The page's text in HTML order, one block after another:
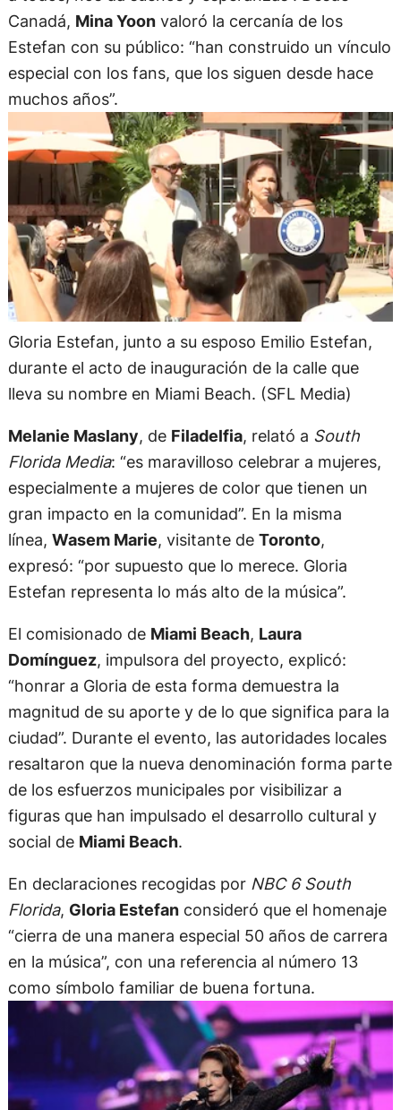
Canadá, Mina Yoonvaloró la cercanía de los
Estefan con su público: “han construido un vínculo
especial con los fans, que los siguen desde hace
muchos años”.
Gloria Estefan, junto a su esposo Emilio Estefan,
durante el acto de inauguración de la calle que
lleva su nombre en Miami Beach. (SFL Media)
Melanie Maslany, de Filadelfia, relató a South
Florida Media: “es maravilloso celebrar a mujeres,
especialmente a mujeres de color que tienen un
gran impacto en la comunidad”. En la misma
línea, Wasem Marie, visitante de Toronto,
expresó: “por supuesto que lo merece. Gloria
Estefan representa lo más alto de la música”.
El comisionado de Miami Beach, Laura
Domínguez, impulsora del proyecto, explicó:
“honrar a Gloria de esta forma demuestra la
magnitud de su aporte y de lo que significa para la
ciudad”. Durante el evento, las autoridades locales
resaltaron que la nueva denominación forma parte
de los esfuerzos municipales por visibilizar a
figuras que han impulsado el desarrollo cultural y
social de Miami Beach.
En declaraciones recogidas por NBC 6 South
Florida, Gloria Estefanconsideró que el homenaje
“cierra de una manera especial 50 años de carrera
en la música”, con una referencia al número 13
como símbolo familiar de buena fortuna.